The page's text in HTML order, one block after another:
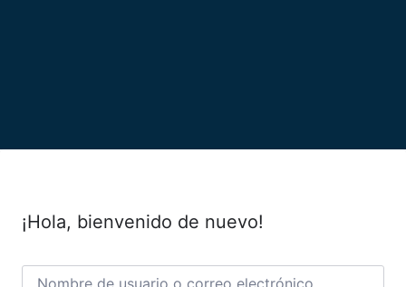
¡Hola, bienvenido de nuevo!